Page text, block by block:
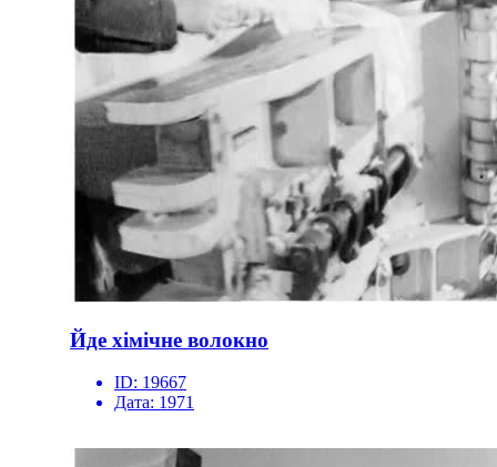
Йде хімічне волокно
ID: 19667
Дата: 1971